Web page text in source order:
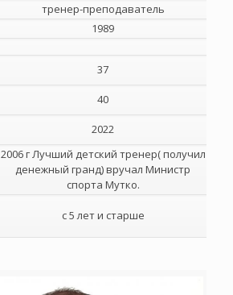
тренер-преподаватель
1989
37
40
2022
2006 г Лучший детский тренер( получил
денежный гранд) вручал Министр
спорта Мутко.
с 5 лет и старше